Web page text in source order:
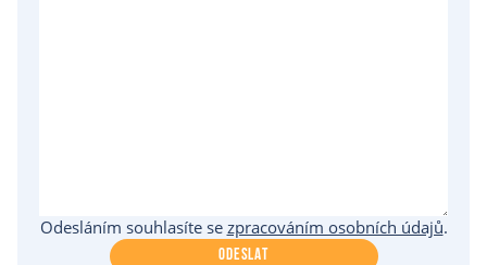
Odesláním souhlasíte se zpracováním osobních údajů.
ODESLAT